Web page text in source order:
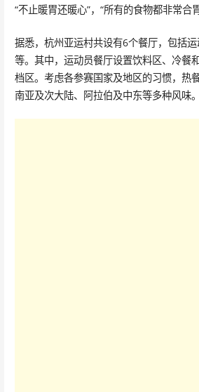
“不止暖胃还暖心”，“所有的食物都非常合
据悉，杭州亚运村共设有6个餐厅，包括
等。其中，运动员餐厅设置饮料区、冷餐
档区。考虑各参赛国家及地区的习惯，热
南亚及次大陆、阿拉伯及中东等多种风味